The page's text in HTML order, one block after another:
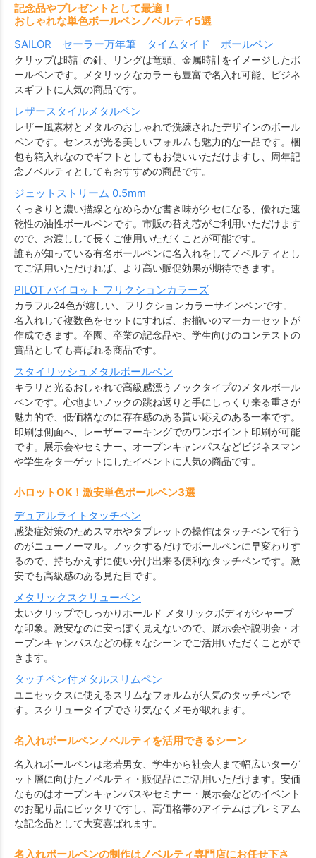
記念品やプレゼントとして最適！
おしゃれな単色ボールペンノベルティ5選
SAILOR セーラー万年筆 タイムタイド ボールペン
クリップは時計の針、リングは竜頭、金属時計をイメージしたボ
ールペンです。メタリックなカラーも豊富で名入れ可能、ビジネ
スギフトに人気の商品です。
レザースタイルメタルペン
レザー風素材とメタルのおしゃれで洗練されたデザインのボール
ペンです。センスが光る美しいフォルムも魅力的な一品です。梱
包も箱入れなのでギフトとしてもお使いいただけますし、周年記
念ノベルティとしてもおすすめの商品です。
ジェットストリーム 0.5mm
くっきりと濃い描線となめらかな書き味がクセになる、優れた速
乾性の油性ボールペンです。市販の替え芯がご利用いただけます
ので、お渡しして長くご使用いただくことが可能です。
誰もが知っている有名ボールペンに名入れをしてノベルティとし
てご活用いただければ、より高い販促効果が期待できます。
PILOT パイロット フリクションカラーズ
カラフル24色が嬉しい、フリクションカラーサインペンです。
名入れして複数色をセットにすれば、お揃いのマーカーセットが
作成できます。卒園、卒業の記念品や、学生向けのコンテストの
賞品としても喜ばれる商品です。
スタイリッシュメタルボールペン
キラリと光るおしゃれで高級感漂うノックタイプのメタルボール
ペンです。心地よいノックの跳ね返りと手にしっくり来る重さが
魅力的で、低価格なのに存在感のある貰い応えのある一本です。
印刷は側面へ、レーザーマーキングでのワンポイント印刷が可能
です。展示会やセミナー、オープンキャンパスなどビジネスマン
や学生をターゲットにしたイベントに人気の商品です。
小ロットOK！激安単色ボールペン3選
デュアルライトタッチペン
感染症対策のためスマホやタブレットの操作はタッチペンで行う
のがニューノーマル。ノックするだけでボールペンに早変わりす
るので、持ちかえずに使い分け出来る便利なタッチペンです。激
安でも高級感のある見た目です。
メタリックスクリューペン
太いクリップでしっかりホールド メタリックボディがシャープ
な印象。激安なのに安っぽく見えないので、展示会や説明会・オ
ープンキャンパスなどの様々なシーンでご活用いただくことがで
きます。
タッチペン付メタルスリムペン
ユニセックスに使えるスリムなフォルムが人気のタッチペンで
す。スクリュータイプでさり気なくメモが取れます。
名入れボールペンノベルティを活用できるシーン
名入れボールペンは老若男女、学生から社会人まで幅広いターゲ
ット層に向けたノベルティ・販促品にご活用いただけます。安価
なものはオープンキャンパスやセミナー・展示会などのイベント
のお配り品にピッタリですし、高価格帯のアイテムはプレミアム
な記念品として大変喜ばれます。
名入れボールペンの制作はノベルティ専門店にお任せ下さ